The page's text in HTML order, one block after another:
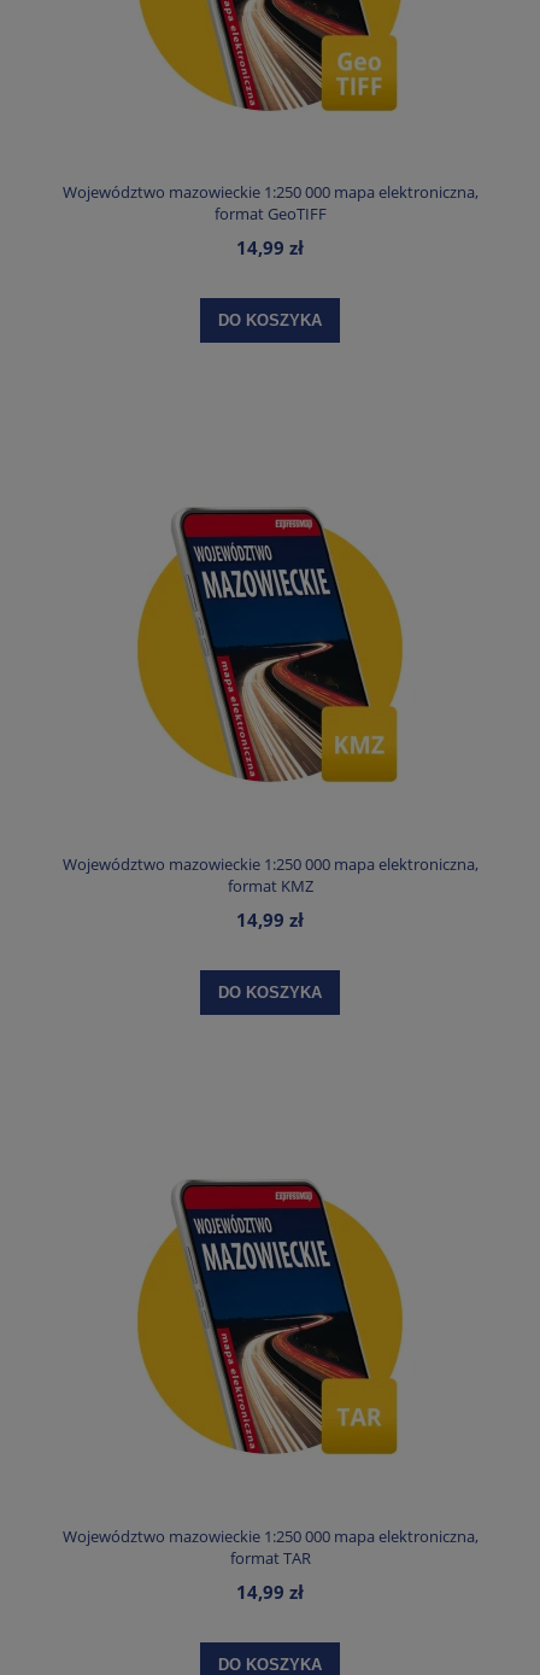
Województwo mazowieckie 1:250 000 mapa elektroniczna,
format GeoTIFF
14,99 zł
DO KOSZYKA
Województwo mazowieckie 1:250 000 mapa elektroniczna,
format KMZ
14,99 zł
DO KOSZYKA
Województwo mazowieckie 1:250 000 mapa elektroniczna,
format TAR
14,99 zł
DO KOSZYKA